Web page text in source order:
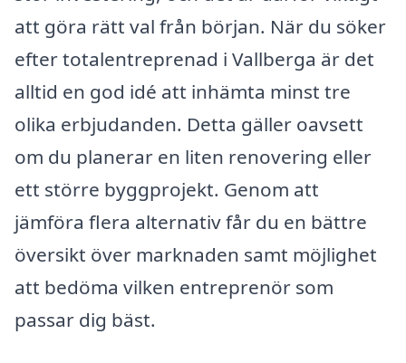
att göra rätt val från början. När du söker
efter totalentreprenad i Vallberga är det
alltid en god idé att inhämta minst tre
olika erbjudanden. Detta gäller oavsett
om du planerar en liten renovering eller
ett större byggprojekt. Genom att
jämföra flera alternativ får du en bättre
översikt över marknaden samt möjlighet
att bedöma vilken entreprenör som
passar dig bäst.